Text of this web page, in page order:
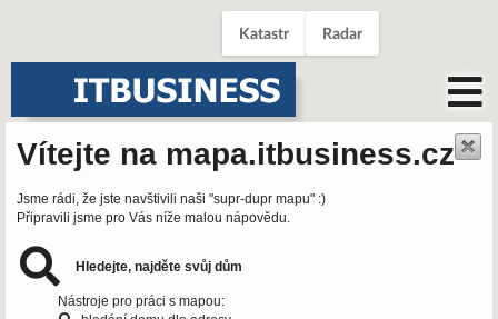
Katastr Radar
Vítejte na mapa.itbusiness.cz
Jsme rádi, že jste navštivili naši "supr-dupr mapu" :)
Připravili jsme pro Vás níže malou nápovědu.
Hledejte, najděte svůj dům
Nástroje pro práci s mapou: